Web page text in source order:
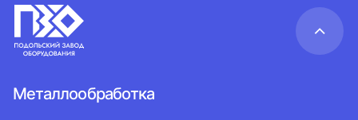
Металлообработка